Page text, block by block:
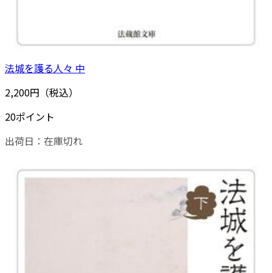
法城を護る人々 中
2,200円（税込）
20ポイント
出荷日： 在庫切れ